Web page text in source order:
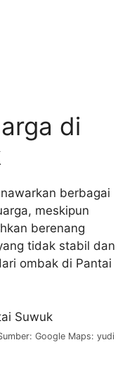
di
berbagai
meskipun
berenang
tidak stabil dan
ombak di Pantai
Google Maps: yudi